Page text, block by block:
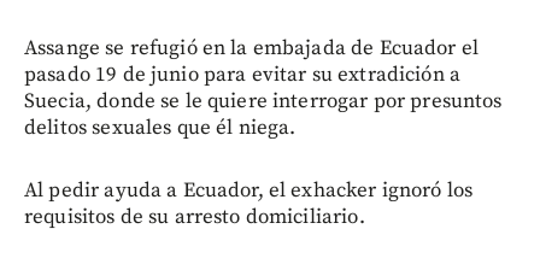
Assange se refugió en la embajada de Ecuador el
pasado 19 de junio para evitar su extradición a
Suecia, donde se le quiere interrogar por presuntos
delitos sexuales que él niega.
Al pedir ayuda a Ecuador, el exhacker ignoró los
requisitos de su arresto domiciliario.